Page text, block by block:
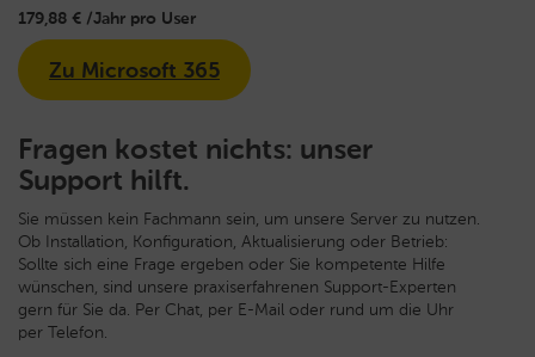
179,88 € /Jahr pro User
Zu Microsoft 365
Fragen kostet nichts: unser
Support hilft.
Sie müssen kein Fachmann sein, um unsere Server zu nutzen.
Ob Installation, Konfiguration, Aktualisierung oder Betrieb:
Sollte sich eine Frage ergeben oder Sie kompetente Hilfe
wünschen, sind unsere praxiserfahrenen Support-Experten
gern für Sie da. Per Chat, per E-Mail oder rund um die Uhr
per Telefon.